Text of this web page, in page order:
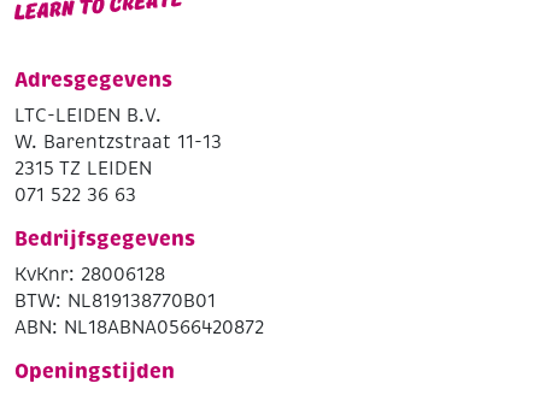
Adresgegevens
LTC-LEIDEN B.V.
W. Barentzstraat 11-13
2315 TZ LEIDEN
071 522 36 63
Bedrijfsgegevens
KvKnr: 28006128
BTW: NL819138770B01
ABN: NL18ABNA0566420872
Openingstijden